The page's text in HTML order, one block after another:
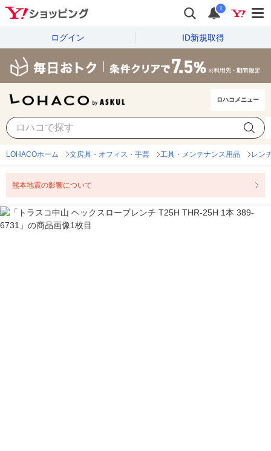
i
ログイン ID新規取得
ロハコメニュー
LOHACOホーム 文房具・オフィス・手芸 工具・メンテナンス用品 レン
熊本地震の影響について